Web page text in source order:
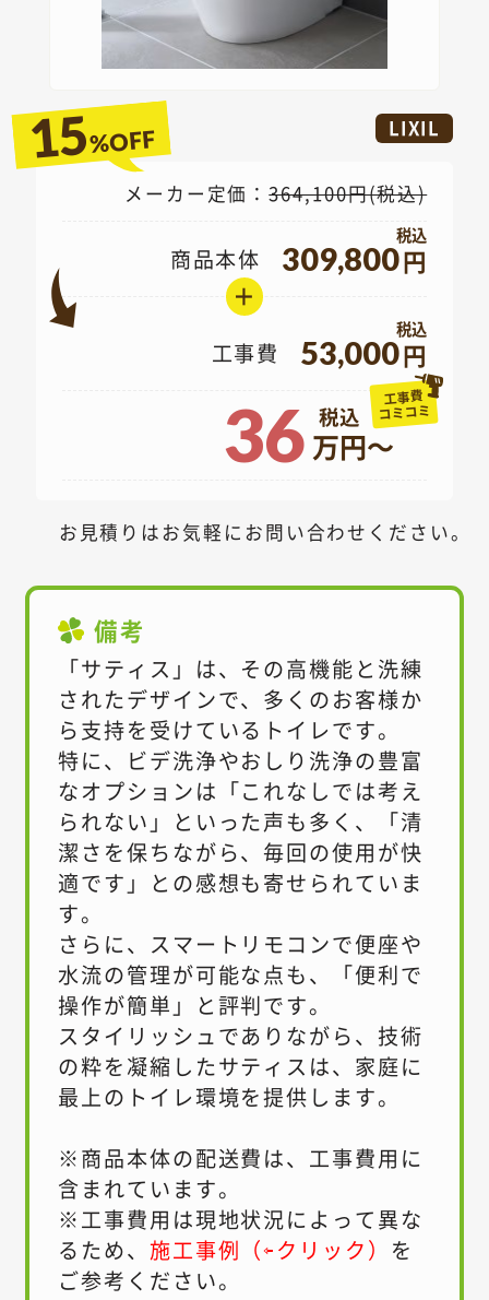
LIXIL
15%OFF
メーカー定価：364,100円(税込)
商品本体 309,800円
＋
工事費 53,000円
工事費
コミコミ
36 万円～
お見積りはお気軽にお問い合わせください。
備考
「サティス」は、その高機能と洗練
されたデザインで、多くのお客様か
ら支持を受けているトイレです。
特に、ビデ洗浄やおしり洗浄の豊富
なオプションは「これなしでは考え
られない」といった声も多く、「清
潔さを保ちながら、毎回の使用が快
適です」との感想も寄せられていま
す。
さらに、スマートリモコンで便座や
水流の管理が可能な点も、「便利で
操作が簡単」と評判です。
スタイリッシュでありながら、技術
の粋を凝縮したサティスは、家庭に
最上のトイレ環境を提供します。
※商品本体の配送費は、工事費用に
含まれています。
※工事費用は現地状況によって異な
るため、 施工事例（⇦クリック） を
ご参考ください。